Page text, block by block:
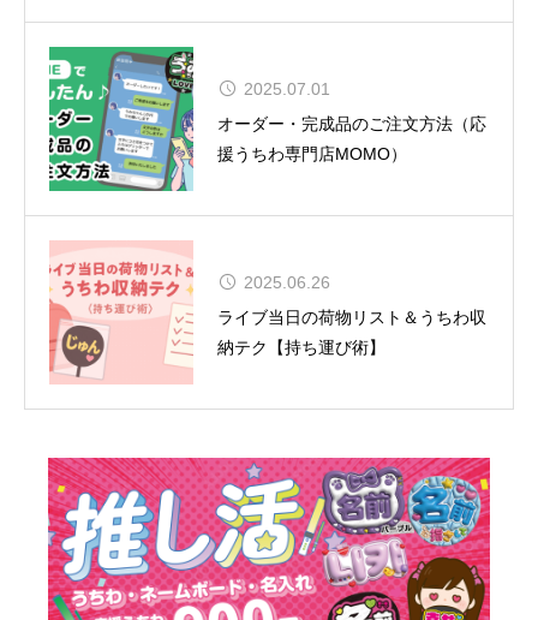
2025.07.01
オーダー・完成品のご注文方法（応
援うちわ専門店MOMO）
2025.06.26
ライブ当日の荷物リスト＆うちわ収
納テク【持ち運び術】
夏uuu祭（なつまつり）開催
松田聖子、通算54作目のアルバムが
TOP10入り！女性歴代1位タイの快
挙達成